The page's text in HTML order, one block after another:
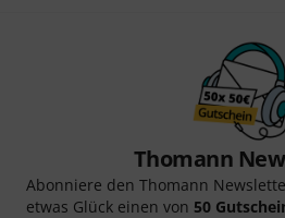
Thomann
Abonniere den Thomann
etwas Glück einen von 50